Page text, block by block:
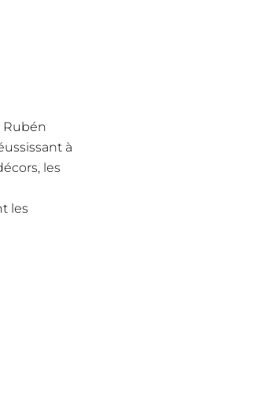
Rubén
à
les
les